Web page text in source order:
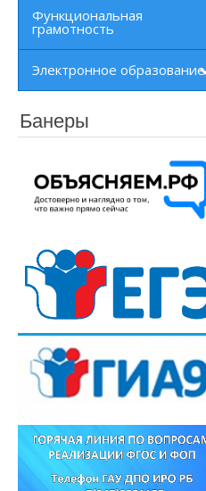
Функциональная
грамотность
Электронное образование
Банеры